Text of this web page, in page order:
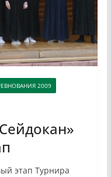
2009
этап Турнира